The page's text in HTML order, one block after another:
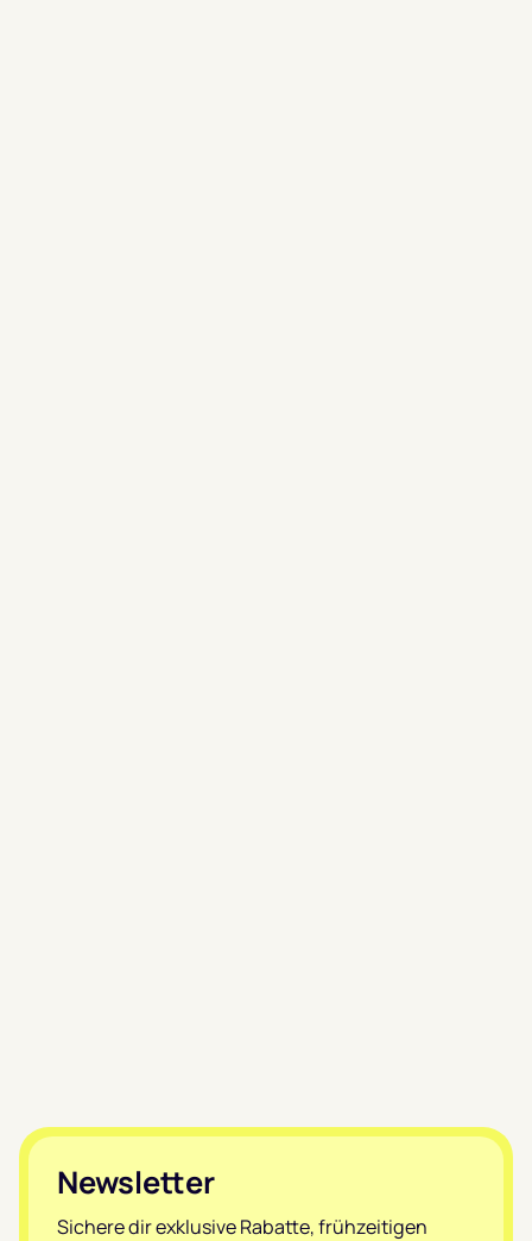
Footer
Newsletter
Sichere dir exklusive Rabatte, frühzeitigen